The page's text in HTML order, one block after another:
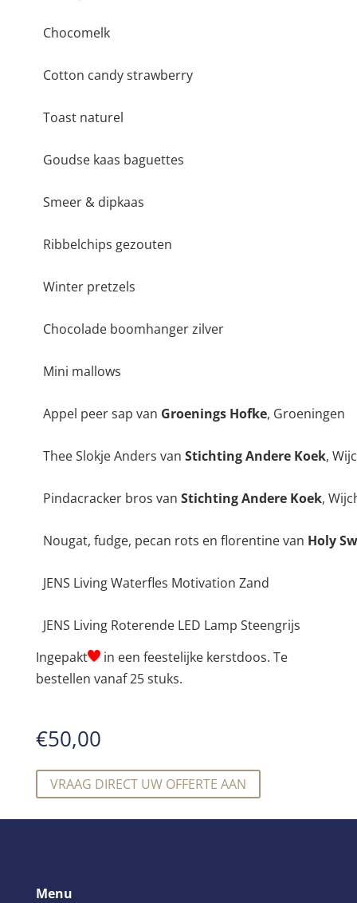
Chocomelk
Cotton candy strawberry
Toast naturel
Goudse kaas baguettes
Smeer & dipkaas
Ribbelchips gezouten
Winter pretzels
Chocolade boomhanger zilver
Mini mallows
Appel peer sap van Groenings Hofke, Groeningen
Thee Slokje Anders vanStichting Andere Koek,
Pindacracker bros vanStichting Andere Koek,
Nougat, fudge, pecan rots en florentine van Holy
JENS Living Waterfles Motivation Zand
JENS Living Roterende LED Lamp Steengrijs
Ingepakt
in een feestelijke kerstdoos. Te
bestellen vanaf 25 stuks.
€50,00
VRAAG DIRECT UW OFFERTE AAN
Menu